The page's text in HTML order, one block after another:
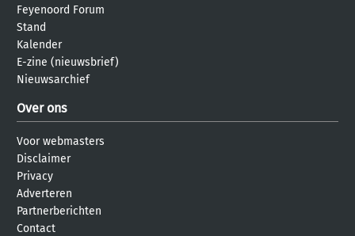
Feyenoord Forum
Stand
Kalender
E-zine (nieuwsbrief)
Nieuwsarchief
Over ons
Voor webmasters
Disclaimer
Privacy
Adverteren
Partnerberichten
Contact